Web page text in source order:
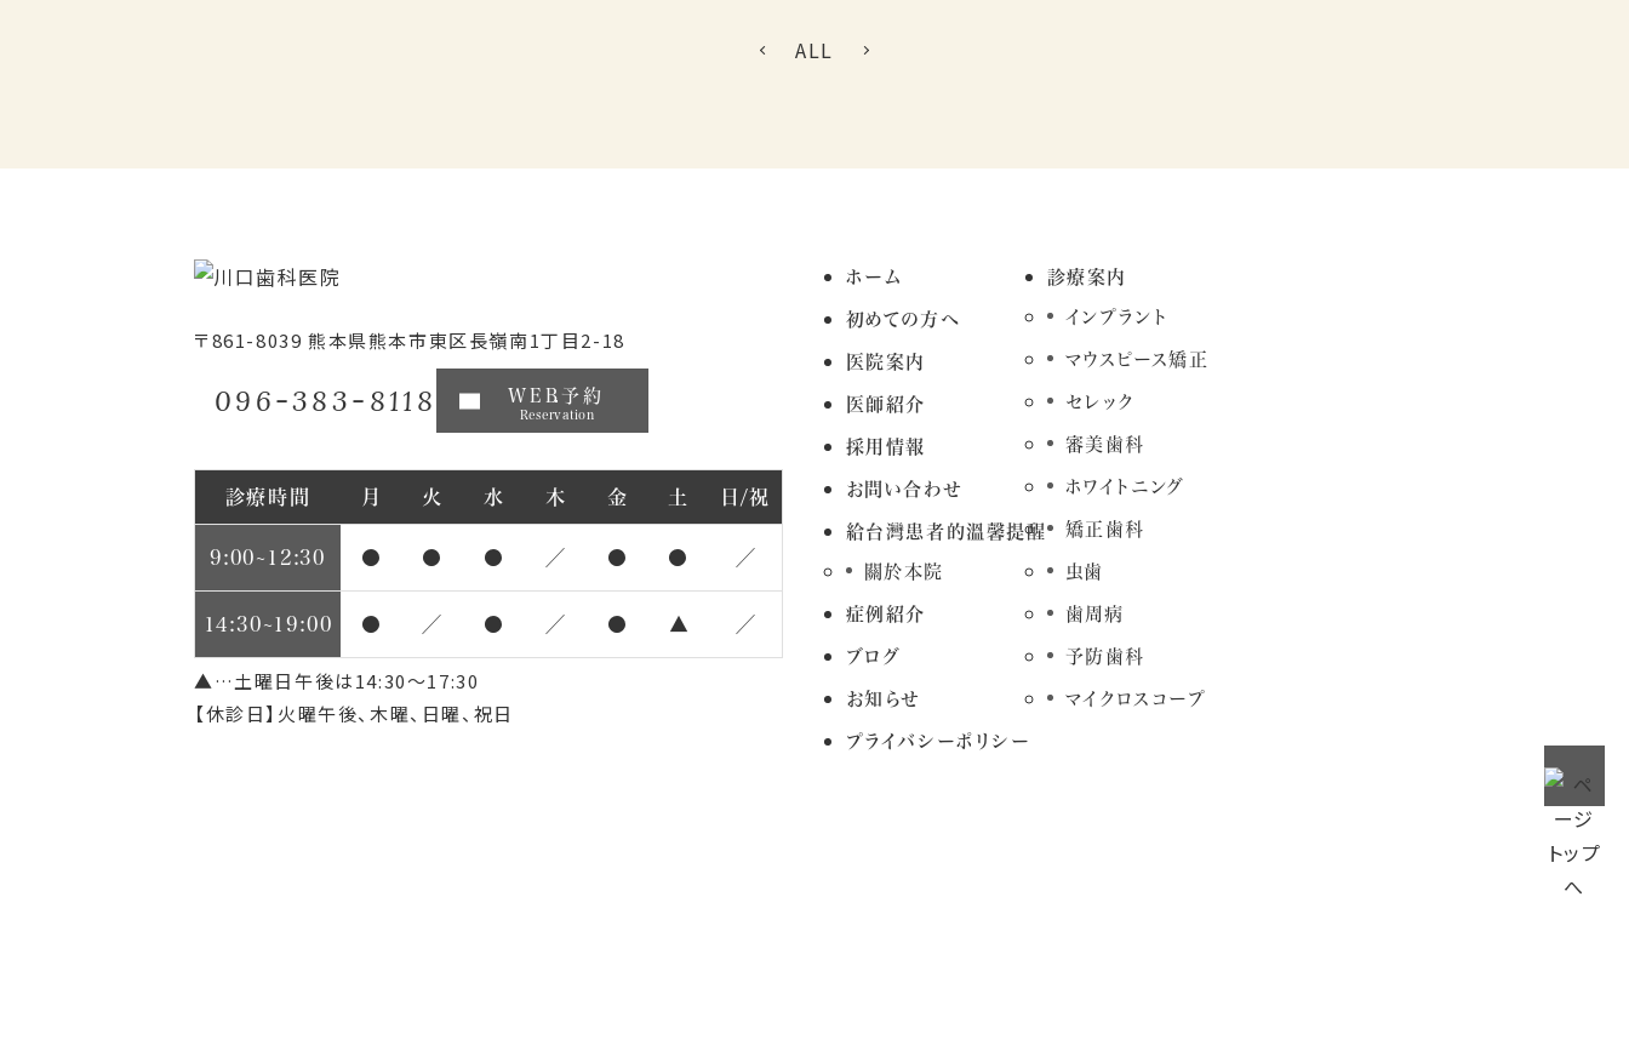
ALL
〒861-8039 熊本県熊本市東区長嶺南1丁目2-18
096-383-8118 WEB予約
Reservation
診療時間 月 火 水 木 金 土 日/祝
9:00~12:30 ● ● ● ／ ● ● ／
14:30~19:00 ● ／ ● ／ ● ▲ ／
▲…土曜日午後は14:30～17:30
【休診日】火曜午後、木曜、日曜、祝日
ホーム
初めての方へ
医院案内
医師紹介
採用情報
お問い合わせ
給台灣患者的溫馨提醒
關於本院
症例紹介
ブログ
お知らせ
プライバシーポリシー
診療案内
インプラント
マウスピース矯正
セレック
審美歯科
ホワイトニング
矯正歯科
虫歯
歯周病
予防歯科
マイクロスコープ